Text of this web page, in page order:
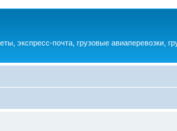
экспресс-почта, грузовые авиаперевозки,